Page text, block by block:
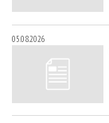
05.08.2026